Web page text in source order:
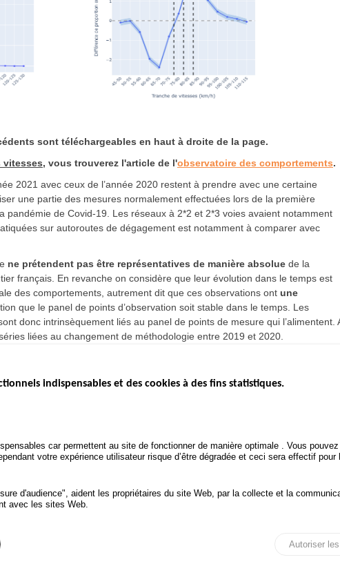
sont téléchargeables en haut à droite de la page.
vitesses, vous trouverez l'article de l'observatoire des comportements.
2021 avec ceux de l’année 2020 restent à prendre avec une certaine
une partie des mesures normalement effectuées lors de la première
pandémie de Covid-19. Les réseaux à 2*2 et 2*3 voies avaient notamment
sur autoroutes de dégagement est notamment à comparer avec
ne prétendent pas être représentatives de manière absolue de la
français. En revanche on considère que leur évolution dans le temps est
des comportements, autrement dit que ces observations ont une
que le panel de points d’observation soit stable dans le temps. Les
donc intrinsèquement liés au panel de points de mesure qui l’alimentent.
liées au changement de méthodologie entre 2019 et 2020.
www.legifrance.gouv.fr
www.service-public.fr
Bilan annuel des infractions
ACCIDENTS DE LA ROUTE
indispensables et des cookies à des fins statistiques.
car permettent au site de fonctionner de manière optimale . Vous
votre expérience utilisateur risque d’être dégradée et ceci sera effectif
d'audience", aident les propriétaires du site Web, par la collecte et la
avec les sites Web.
Autoriser